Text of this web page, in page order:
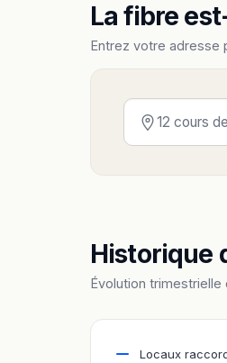
La fibre
Entrez votre adresse
Historique
Évolution
Locaux